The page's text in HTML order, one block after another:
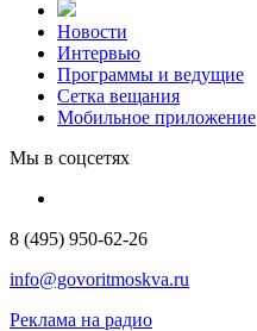
Новости
Интервью
Программы и ведущие
Сетка вещания
Мобильное приложение
Мы в соцсетях
8 (495) 950-62-26
info@govoritmoskva.ru
Реклама на радио